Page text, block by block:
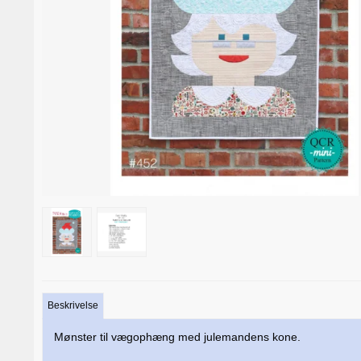
Beskrivelse
Mønster til vægophæng med julemandens kone.